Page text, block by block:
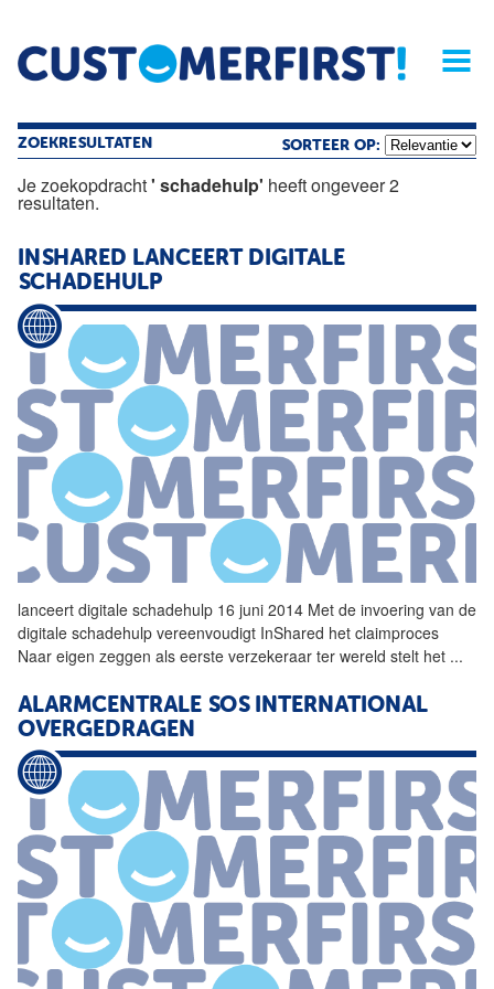
Home Opinie Archief
Magazine
ZOEKRESULTATEN SORTEER OP:
Je zoekopdracht' schadehulp' heeft ongeveer 2
resultaten.
INSHARED LANCEERT DIGITALE
SCHADEHULP
lanceert digitale schadehulp 16 juni 2014 Met de invoering van de
digitale schadehulp vereenvoudigt InShared het claimproces
Naar eigen zeggen als eerste verzekeraar ter wereld stelt het ...
ALARMCENTRALE SOS INTERNATIONAL
OVERGEDRAGEN